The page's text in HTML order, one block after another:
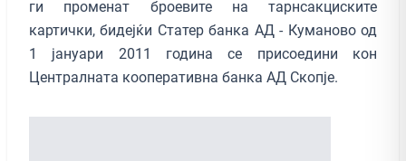
ги променат броевите на тарнсакциските
картички, бидејќи Статер банка АД - Куманово од
1 јануари 2011 година се присоедини кон
Централната кооперативна банка АД Скопје.